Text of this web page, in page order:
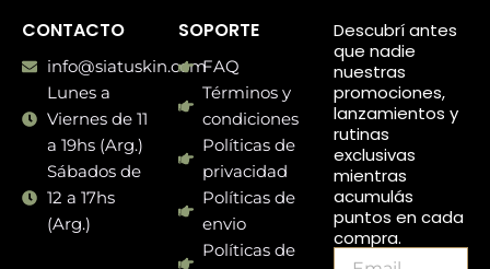
CONTACTO
info@siatuskin.com
Lunes a
Viernes de 11
a 19hs (Arg.)
Sábados de
12 a 17hs
(Arg.)
SOPORTE
FAQ
Términos y
condiciones
Políticas de
privacidad
Políticas de
envio
Políticas de
Descubrí antes
que nadie
nuestras
promociones,
lanzamientos y
rutinas
exclusivas
mientras
acumulás
puntos en cada
compra.